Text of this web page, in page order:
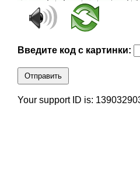
Введите код с картинки:
Отправить
Your support ID is: